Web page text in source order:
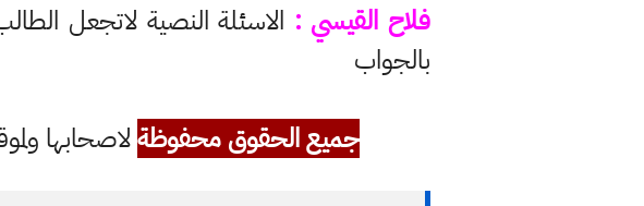
فلاح القيسي : الاسئلة النصية لاتجعل
بالجواب
جميع الحقوق محفوظةلاصحابها